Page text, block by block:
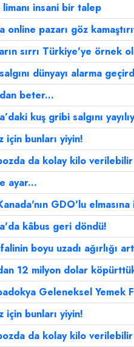
limanı insani bir talep
online pazarı göz
sırrı Türkiye'ye örnek
dünyayı alarma
beter...
kuş gribi salgını
için bunları yiyin!
da kolay kilo verilebilir
ayar...
GDO'lu
kâbus geri döndü!
boyu uzadı ağırlığı
12 milyon dolar
Geleneksel Yemek
için bunları yiyin!
da kolay kilo verilebilir